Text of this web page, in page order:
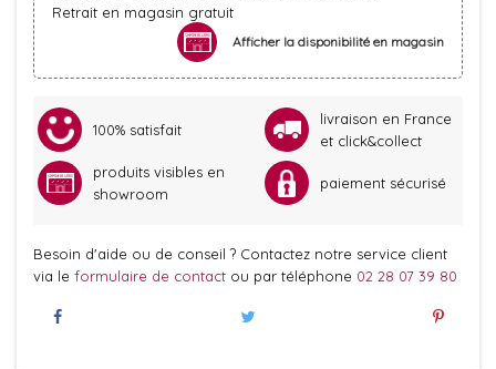
Retrait en magasin gratuit
Afficher la disponibilité en magasin
100% satisfait
livraison en France
et click&collect
produits visibles en
showroom
paiement sécurisé
Besoin d'aide ou de conseil ? Contactez notre service client
via le formulaire de contact ou par téléphone 02 28 07 39 80